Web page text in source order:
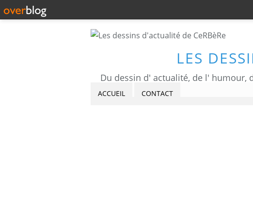
LES
ACCUEIL CONTACT